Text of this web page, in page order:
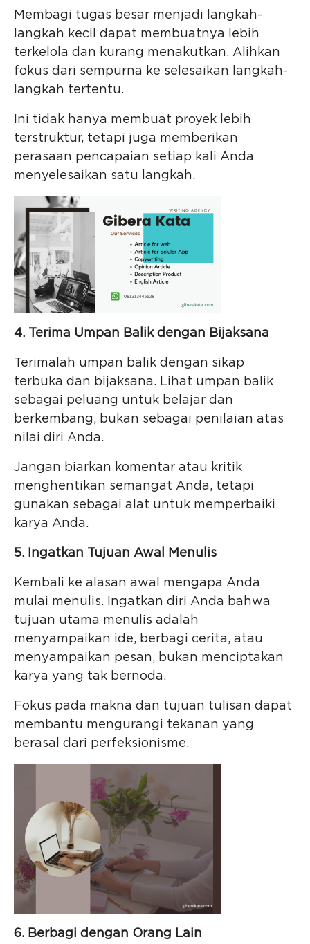
Membagi tugas besar menjadi langkah-
langkah kecil dapat membuatnya lebih
terkelola dan kurang menakutkan. Alihkan
fokus dari sempurna ke selesaikan langkah-
langkah tertentu.
Ini tidak hanya membuat proyek lebih
terstruktur, tetapi juga memberikan
perasaan pencapaian setiap kali Anda
menyelesaikan satu langkah.
4. Terima Umpan Balik dengan Bijaksana
Terimalah umpan balik dengan sikap
terbuka dan bijaksana. Lihat umpan balik
sebagai peluang untuk belajar dan
berkembang, bukan sebagai penilaian atas
nilai diri Anda.
Jangan biarkan komentar atau kritik
menghentikan semangat Anda, tetapi
gunakan sebagai alat untuk memperbaiki
karya Anda.
5. Ingatkan Tujuan Awal Menulis
Kembali ke alasan awal mengapa Anda
mulai menulis. Ingatkan diri Anda bahwa
tujuan utama menulis adalah
menyampaikan ide, berbagi cerita, atau
menyampaikan pesan, bukan menciptakan
karya yang tak bernoda.
Fokus pada makna dan tujuan tulisan dapat
membantu mengurangi tekanan yang
berasal dari perfeksionisme.
6. Berbagi dengan Orang Lain